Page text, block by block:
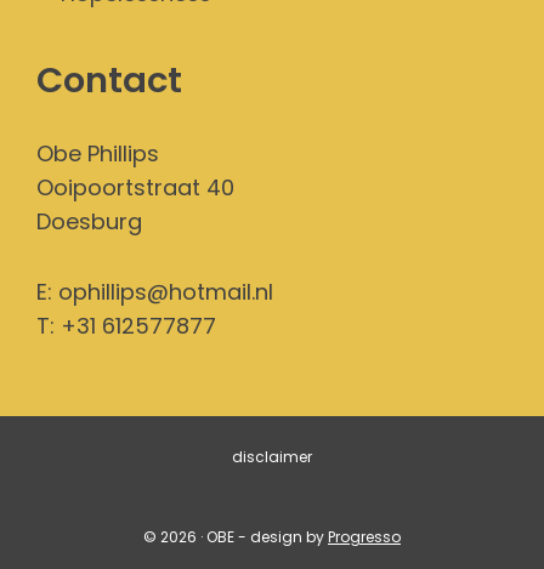
Contact
Obe Phillips
Ooipoortstraat 40
Doesburg
E: ophillips@hotmail.nl
T: +31 612577877
disclaimer
© 2026 · OBE - design byProgresso